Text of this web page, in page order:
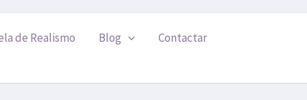
de Realismo Blog
Contactar